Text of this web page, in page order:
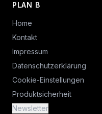
PLAN B
Home
Kontakt
Impressum
Datenschutzerklärung
Cookie-Einstellungen
Produktsicherheit
Newsletter